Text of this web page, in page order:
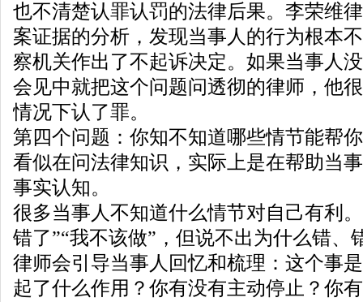
也不清楚认罪认罚的法律后果。李荣维
案证据的分析，发现当事人的行为根本
察机关作出了不起诉决定。如果当事人
会见中就把这个问题问透彻的律师，他
情况下认了罪。
第四个问题：你知不知道哪些情节能帮
看似在问法律知识，实际上是在帮助当
事实认知。
很多当事人不知道什么情节对自己有利
错了”“我不该做”，但说不出为什么错、
律师会引导当事人回忆和梳理：这个事
起了什么作用？你有没有主动停止？你